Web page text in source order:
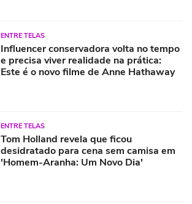
ENTRE TELAS
Influencer conservadora volta no tempo
e precisa viver realidade na prática:
Este é o novo filme de Anne Hathaway
ENTRE TELAS
Tom Holland revela que ficou
desidratado para cena sem camisa em
'Homem-Aranha: Um Novo Dia'